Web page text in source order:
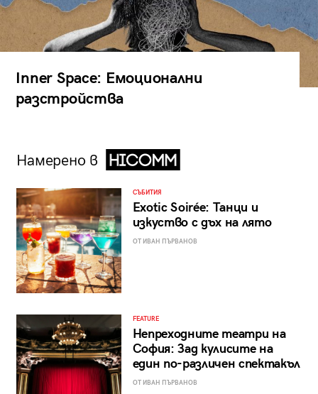
Inner Space: Емоционални
разстройства
Намерено в
СЪБИТИЯ
Exotic Soirée: Танци и
изкуство с дъх на лято
ОТ ИВАН ПЪРВАНОВ
FEATURE
Непреходните театри на
София: Зад кулисите на
един по-различен спектакъл
ОТ ИВАН ПЪРВАНОВ